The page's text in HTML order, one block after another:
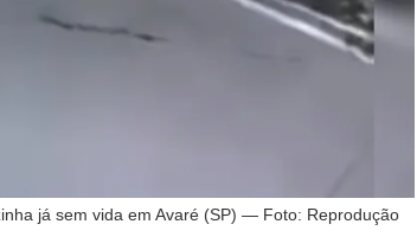
já sem vida em Avaré (SP) — Foto: Reprodução